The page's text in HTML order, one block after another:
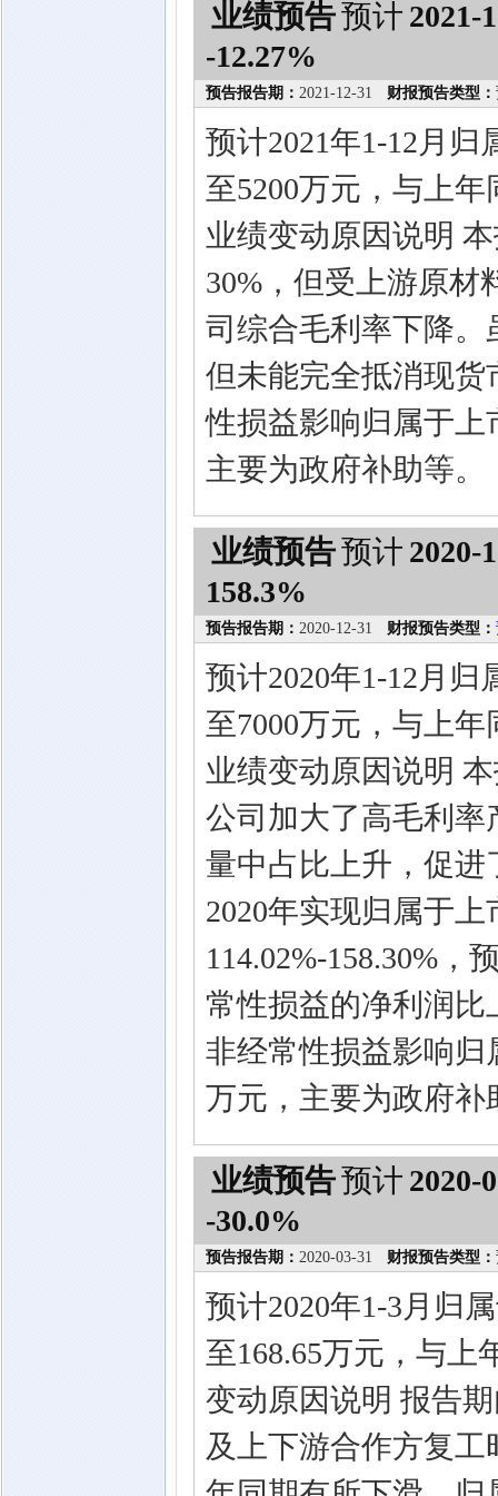
业绩预告预计 2021-
-12.27%
预告报告期： 2021-12-31 财报预告类型：
预计2021年1-12月
至5200万元，与上年
业绩变动原因说明
30%，但受上游原材
司综合毛利率下降
但未能完全抵消现
性损益影响归属于上
主要为政府补助等。
业绩预告预计 2020-
158.3%
预告报告期： 2020-12-31 财报预告类型：
预计2020年1-12月
至7000万元，与上年
业绩变动原因说明
公司加大了高毛利
量中占比上升，促
2020年实现归属于
114.02%-158.30%，
常性损益的净利润比
非经常性损益影响归
万元，主要为政府补
业绩预告预计 2020-
-30.0%
预告报告期： 2020-03-31 财报预告类型：
预计2020年1-3月归
至168.65万元，与上
变动原因说明 报告
及上下游合作方复